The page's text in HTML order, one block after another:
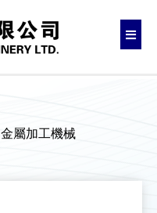
金屬加工機械